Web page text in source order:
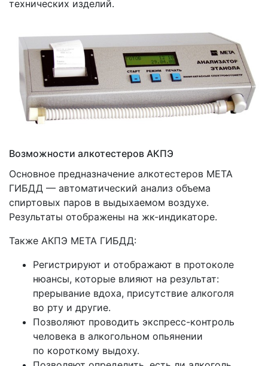
технических изделий.
Возможности алкотестеров АКПЭ
Основное предназначение алкотестеров МЕТА
ГИБДД — автоматический анализ объема
спиртовых паров в выдыхаемом воздухе.
Результаты отображены на жк-индикаторе.
Также АКПЭ МЕТА ГИБДД:
Регистрируют и отображают в протоколе
нюансы, которые влияют на результат:
прерывание вдоха, присутствие алкоголя
во рту и другие.
Позволяют проводить экспресс-контроль
человека в алкогольном опьянении
по короткому выдоху.